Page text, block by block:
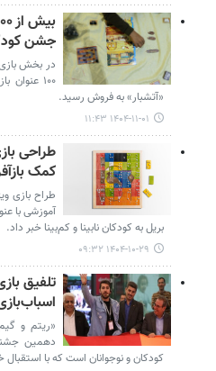
جشن
در بخش
۱۰۰
«آتشبار» به فروش رسید.
۱۴۰۴-۱۱-۰۱ ۱۱:۴۳
طراحی
کمک
طراح بازی
آموزشی با
بریل به کودکان نابینا و کم‌بینا خبر داد.
۱۴۰۴-۱۰-۲۹ ۰۹:۳۲
تلفیق
«ریتم و
دهمین
کودکان و نوجوانان است که با